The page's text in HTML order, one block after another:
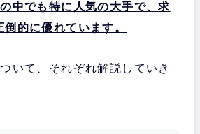
中でも特に人気の大手で、求
的に優れています。
いて、それぞれ解説していき